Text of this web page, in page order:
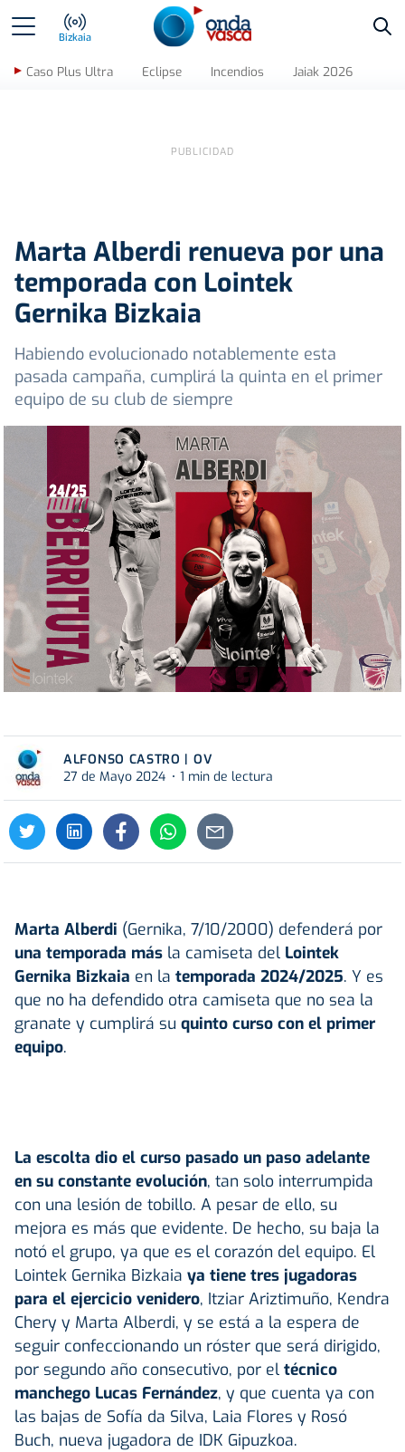
Bizkaia
Caso Plus Ultra Eclipse Incendios Jaiak 2026
Marta Alberdi renueva por una
temporada con Lointek
Gernika Bizkaia
Habiendo evolucionado notablemente esta
pasada campaña, cumplirá la quinta en el primer
equipo de su club de siempre
ALFONSO CASTRO | OV
27 de Mayo 2024
1 min de lectura
Marta Alberdi (Gernika, 7/10/2000) defenderá por
una temporada más la camiseta del Lointek
Gernika Bizkaia en la temporada 2024/2025. Y es
que no ha defendido otra camiseta que no sea la
granate y cumplirá su quinto curso con el primer
equipo.
La escolta dio el curso pasado un paso adelante
en su constante evolución, tan solo interrumpida
con una lesión de tobillo. A pesar de ello, su
mejora es más que evidente. De hecho, su baja la
notó el grupo, ya que es el corazón del equipo. El
Lointek Gernika Bizkaia ya tiene tres jugadoras
para el ejercicio venidero, Itziar Ariztimuño, Kendra
Chery y Marta Alberdi, y se está a la espera de
seguir confeccionando un róster que será dirigido,
por segundo año consecutivo, por el técnico
manchego Lucas Fernández, y que cuenta ya con
las bajas de Sofía da Silva, Laia Flores y Rosó
Buch, nueva jugadora de IDK Gipuzkoa.